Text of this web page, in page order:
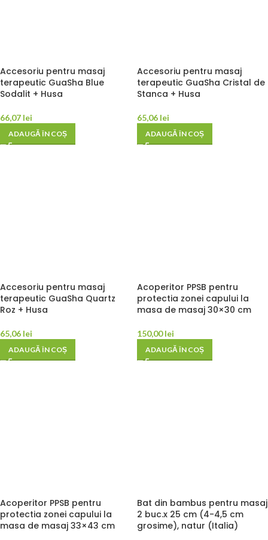
Accesoriu pentru masaj
terapeutic GuaSha Blue
Sodalit + Husa
66,07 lei
ADAUGĂ ÎN COȘ
Accesoriu pentru masaj
terapeutic GuaSha Cristal de
Stanca + Husa
65,06 lei
ADAUGĂ ÎN COȘ
Accesoriu pentru masaj
terapeutic GuaSha Quartz
Roz + Husa
65,06 lei
ADAUGĂ ÎN COȘ
Acoperitor PPSB pentru
protectia zonei capului la
masa de masaj 30×30 cm
150,00lei
ADAUGĂ ÎN COȘ
Acoperitor PPSB pentru
protectia zonei capului la
masa de masaj 33×43 cm
Bat din bambus pentru masaj
2 buc.x 25 cm (4-4,5 cm
grosime), natur (Italia)